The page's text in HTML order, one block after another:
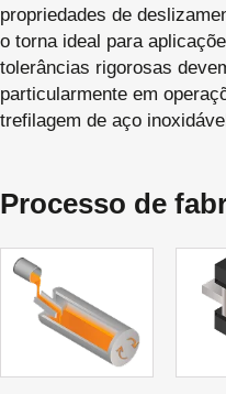
propriedades de
o torna ideal para
tolerâncias rigorosas
particularmente em
trefilagem de aço
Processo de